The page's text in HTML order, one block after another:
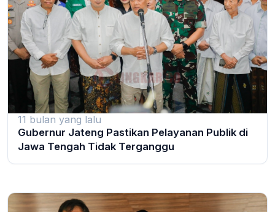
11 bulan yang lalu
Gubernur Jateng Pastikan Pelayanan Publik di
Jawa Tengah Tidak Terganggu